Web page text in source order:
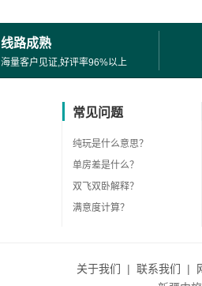
线路成熟
海量客户见证,好评率96%以上
常见问题
纯玩是什么意思？
单房差是什么？
双飞双卧解释？
满意度计算？
关于我们 | 联系我们 |